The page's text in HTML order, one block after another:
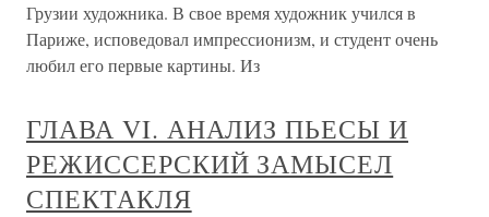
Грузии художника. В свое время художник учился в
Париже, исповедовал импрессионизм, и студент очень
любил его первые картины. Из
ГЛАВА VI. АНАЛИЗ ПЬЕСЫ И
РЕЖИССЕРСКИЙ ЗАМЫСЕЛ
СПЕКТАКЛЯ